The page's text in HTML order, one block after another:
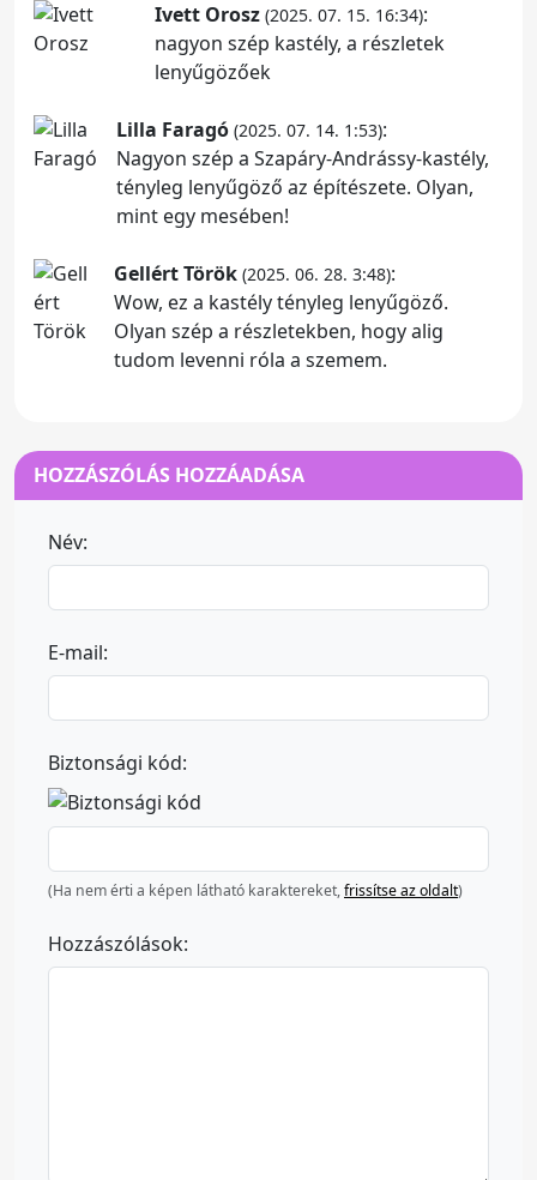
Ivett Orosz (2025. 07. 15. 16:34):
nagyon szép kastély, a részletek
lenyűgözőek
Lilla Faragó (2025. 07. 14. 1:53):
Nagyon szép a Szapáry-Andrássy-kastély,
tényleg lenyűgöző az építészete. Olyan,
mint egy mesében!
Gellért Török (2025. 06. 28. 3:48):
Wow, ez a kastély tényleg lenyűgöző.
Olyan szép a részletekben, hogy alig
tudom levenni róla a szemem.
HOZZÁSZÓLÁS HOZZÁADÁSA
Név:
E-mail:
Biztonsági kód:
(Ha nem érti a képen látható karaktereket,frissítse az oldalt)
Hozzászólások: